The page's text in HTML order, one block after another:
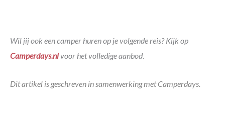
Wil jij ook een camper huren op je volgende reis? Kijk op
Camperdays.nlvoor het volledige aanbod.
Dit artikel is geschreven in samenwerking met Camperdays.